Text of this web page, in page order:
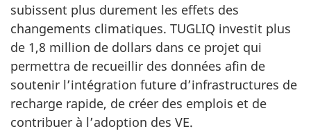
subissent plus durement les effets des
changements climatiques. TUGLIQ investit plus
de 1,8 million de dollars dans ce projet qui
permettra de recueillir des données afin de
soutenir l’intégration future d’infrastructures de
recharge rapide, de créer des emplois et de
contribuer à l’adoption des VE.